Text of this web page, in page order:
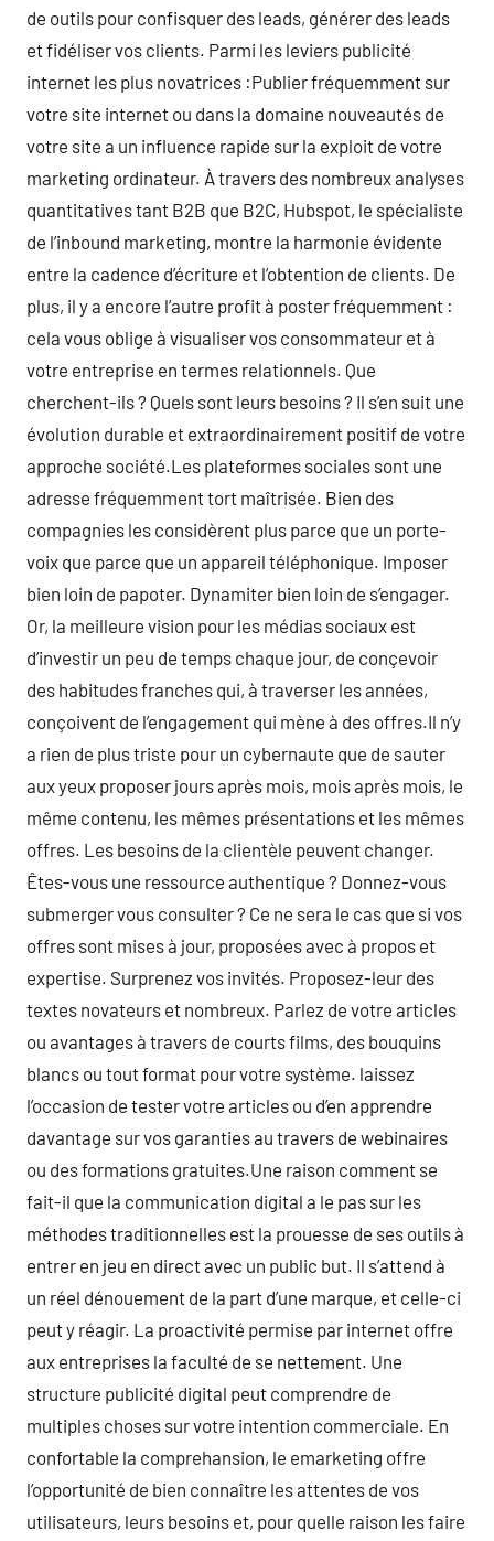
de outils pour confisquer des leads, générer des leads
et fidéliser vos clients. Parmi les leviers publicité
internet les plus novatrices :Publier fréquemment sur
votre site internet ou dans la domaine nouveautés de
votre site a un influence rapide sur la exploit de votre
marketing ordinateur. À travers des nombreux analyses
quantitatives tant B2B que B2C, Hubspot, le spécialiste
de l’inbound marketing, montre la harmonie évidente
entre la cadence d’écriture et l’obtention de clients. De
plus, il y a encore l’autre profit à poster fréquemment :
cela vous oblige à visualiser vos consommateur et à
votre entreprise en termes relationnels. Que
cherchent-ils ? Quels sont leurs besoins ? Il s’en suit une
évolution durable et extraordinairement positif de votre
approche société.Les plateformes sociales sont une
adresse fréquemment tort maîtrisée. Bien des
compagnies les considèrent plus parce que un porte-
voix que parce que un appareil téléphonique. Imposer
bien loin de papoter. Dynamiter bien loin de s’engager.
Or, la meilleure vision pour les médias sociaux est
d’investir un peu de temps chaque jour, de conçevoir
des habitudes franches qui, à traverser les années,
conçoivent de l’engagement qui mène à des offres.Il n’y
a rien de plus triste pour un cybernaute que de sauter
aux yeux proposer jours après mois, mois après mois, le
même contenu, les mêmes présentations et les mêmes
offres. Les besoins de la clientèle peuvent changer.
Êtes-vous une ressource authentique ? Donnez-vous
submerger vous consulter ? Ce ne sera le cas que si vos
offres sont mises à jour, proposées avec à propos et
expertise. Surprenez vos invités. Proposez-leur des
textes novateurs et nombreux. Parlez de votre articles
ou avantages à travers de courts films, des bouquins
blancs ou tout format pour votre système. laissez
l’occasion de tester votre articles ou d’en apprendre
davantage sur vos garanties au travers de webinaires
ou des formations gratuites.Une raison comment se
fait-il que la communication digital a le pas sur les
méthodes traditionnelles est la prouesse de ses outils à
entrer en jeu en direct avec un public but. Il s’attend à
un réel dénouement de la part d’une marque, et celle-ci
peut y réagir. La proactivité permise par internet offre
aux entreprises la faculté de se nettement. Une
structure publicité digital peut comprendre de
multiples choses sur votre intention commerciale. En
confortable la comprehansion, le emarketing offre
l’opportunité de bien connaître les attentes de vos
utilisateurs, leurs besoins et, pour quelle raison les faire